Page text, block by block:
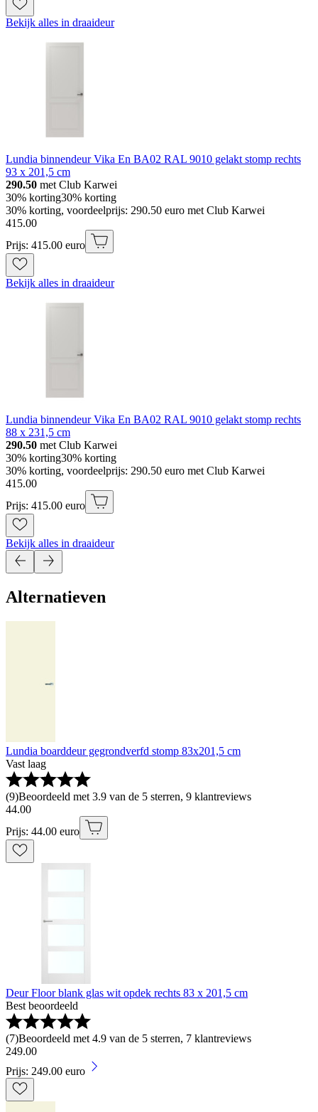
Bekijk alles in draaideur
Lundia binnendeur Vika En BA02 RAL 9010 gelakt stomp rechts
93 x 201,5 cm
290.50 met Club Karwei
30% korting30% korting
30% korting, voordeelprijs: 290.50 euro met Club Karwei
415.00
Prijs: 415.00 euro
Bekijk alles in draaideur
Lundia binnendeur Vika En BA02 RAL 9010 gelakt stomp rechts
88 x 231,5 cm
290.50 met Club Karwei
30% korting30% korting
30% korting, voordeelprijs: 290.50 euro met Club Karwei
415.00
Prijs: 415.00 euro
Bekijk alles in draaideur
Alternatieven
Lundia boarddeur gegrondverfd stomp 83x201,5 cm
Vast laag
(9)Beoordeeld met 3.9 van de 5 sterren, 9 klantreviews
44.00
Prijs: 44.00 euro
Deur Floor blank glas wit opdek rechts 83 x 201,5 cm
Best beoordeeld
(7)Beoordeeld met 4.9 van de 5 sterren, 7 klantreviews
249.00
Prijs: 249.00 euro